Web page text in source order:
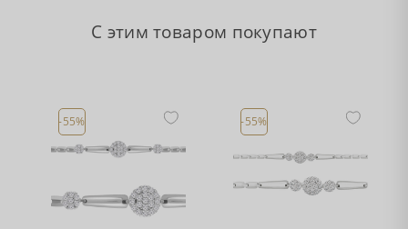
С этим товаром покупают
-55% -55%